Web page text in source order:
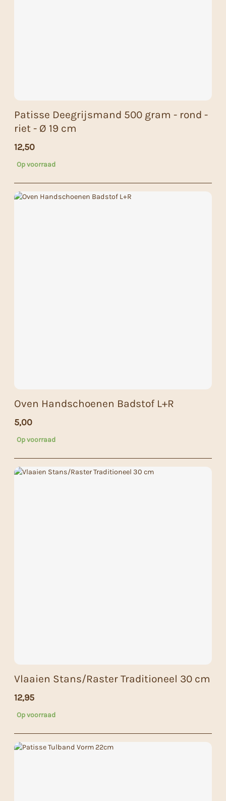
Patisse Deegrijsmand 500 gram - rond -
riet - Ø 19 cm
12,50
Op voorraad
Oven Handschoenen Badstof L+R
5,00
Op voorraad
Vlaaien Stans/Raster Traditioneel 30 cm
12,95
Op voorraad